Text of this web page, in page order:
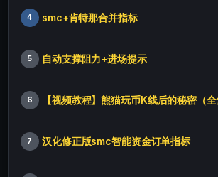
4 smc+肯特那合并指标
5 自动支撑阻力+进场提示
6 【视频教程】熊猫玩币K线后的秘密（全
7 汉化修正版smc智能资金订单指标